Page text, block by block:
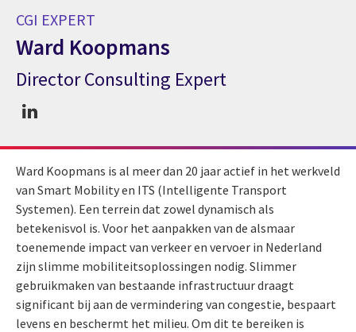
CGI EXPERT
Ward Koopmans
CGI expert Ward Koopmans
Director Consulting Expert
Ward Koopmans is al meer dan 20 jaar actief in het werkveld
van Smart Mobility en ITS (Intelligente Transport
Systemen). Een terrein dat zowel dynamisch als
betekenisvol is. Voor het aanpakken van de alsmaar
toenemende impact van verkeer en vervoer in Nederland
zijn slimme mobiliteitsoplossingen nodig. Slimmer
gebruikmaken van bestaande infrastructuur draagt
significant bij aan de vermindering van congestie, bespaart
levens en beschermt het milieu. Om dit te bereiken is